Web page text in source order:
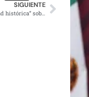
SIGUIENTE
Cada vez más pistas que desmienten “verdad histórica” sobre Ayotzinapa